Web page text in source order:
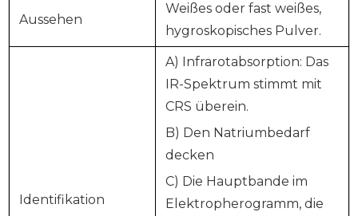
Aussehen
Weißes oder fast weißes,
hygroskopisches Pulver.
Identifikation
A) Infrarotabsorption: Das
IR-Spektrum stimmt mit
CRS überein.
B) Den Natriumbedarf
decken
C) Die Hauptbande im
Elektropherogramm, die